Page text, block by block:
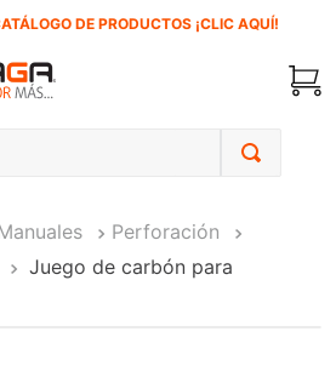
DE PRODUCTOS ¡CLIC AQUÍ!
Perforación
Juego de carbón para
1.
carbones
2.
inversora